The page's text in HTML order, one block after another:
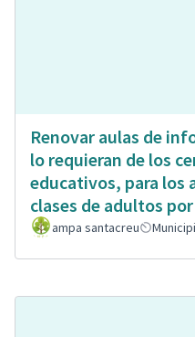
Renovar aulas de
lo requieran de los
educativos, para los
clases de adultos
ampa santacreu Municipi